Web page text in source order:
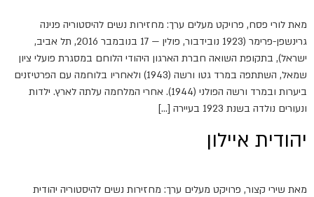
מאת לורי פסח, פרויקט מעלים ערך: מחזירות נשים להיסטוריה פנינה
גרינשפן-פרימר (1923 נובידבור, פולין — 17 בנובמבר 2016, תל אביב,
ישראל), בתקופת השואה חברת הארגון היהודי הלוחם במסגרת פועלי ציון
שמאל, השתתפה במרד גטו ורשה (1943) ולאחריו בלוחמה עם הפרטיזנים
ביערות ובמרד ורשה הפולני (1944). אחרי המלחמה עלתה לארץ. ילדות
ונעורים נולדה בשנת 1923 בעיירה […]
יהודית איילון
מאת שירי קצור, פרויקט מעלים ערך: מחזירות נשים להיסטוריה יהודית